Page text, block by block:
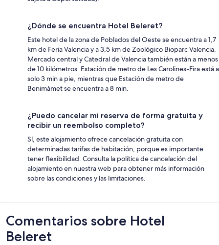
¿Dónde se encuentra Hotel Beleret?
Este hotel de la zona de Poblados del Oeste se encuentra a 1,7
km de Feria Valencia y a 3,5 km de Zoológico Bioparc Valencia.
Mercado central y Catedral de Valencia también están a menos
de 10 kilómetros. Estación de metro de Les Carolines-Fira está a
solo 3 min a pie, mientras que Estación de metro de
Benimàmet se encuentra a 8 min.
¿Puedo cancelar mi reserva de forma gratuita y
recibir un reembolso completo?
Sí, este alojamiento ofrece cancelación gratuita con
determinadas tarifas de habitación, porque es importante
tener flexibilidad. Consulta la política de cancelación del
alojamiento en nuestra web para obtener más información
sobre las condiciones y las limitaciones.
Comentarios
Comentarios sobre Hotel
Beleret